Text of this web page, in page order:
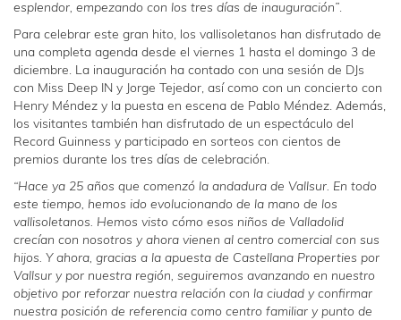
esplendor, empezando con los tres días de inauguración”.
Para celebrar este gran hito, los vallisoletanos han disfrutado de
una completa agenda desde el viernes 1 hasta el domingo 3 de
diciembre. La inauguración ha contado con una sesión de DJs
con Miss Deep IN y Jorge Tejedor, así como con un concierto con
Henry Méndez y la puesta en escena de Pablo Méndez. Además,
los visitantes también han disfrutado de un espectáculo del
Record Guinness y participado en sorteos con cientos de
premios durante los tres días de celebración.
“Hace ya 25 años que comenzó la andadura de Vallsur. En todo
este tiempo, hemos ido evolucionando de la mano de los
vallisoletanos. Hemos visto cómo esos niños de Valladolid
crecían con nosotros y ahora vienen al centro comercial con sus
hijos. Y ahora, gracias a la apuesta de Castellana Properties por
Vallsur y por nuestra región, seguiremos avanzando en nuestro
objetivo por reforzar nuestra relación con la ciudad y confirmar
nuestra posición de referencia como centro familiar y punto de